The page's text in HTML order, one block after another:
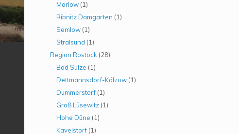
Marlow (1)
Ribnitz Damgarten (1)
Semlow (1)
Stralsund (1)
Region Rostock (28)
Bad Sülze (1)
Dettmannsdorf-Kölzow (1)
Dummerstorf (1)
Groß Lüsewitz (1)
Hohe Düne (1)
Kavelstorf (1)